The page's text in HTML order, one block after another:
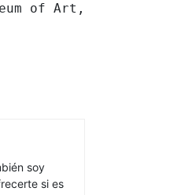
of Art, 2000
soy
si es